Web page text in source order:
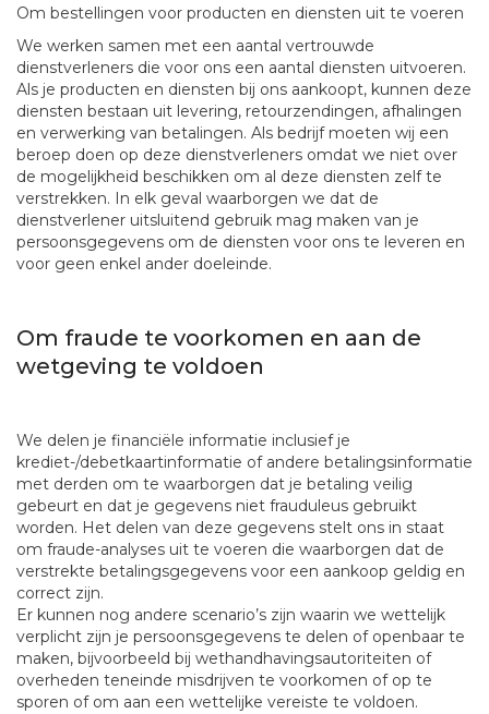
Om bestellingen voor producten en diensten uit te voeren
We werken samen met een aantal vertrouwde
dienstverleners die voor ons een aantal diensten uitvoeren.
Als je producten en diensten bij ons aankoopt, kunnen deze
diensten bestaan uit levering, retourzendingen, afhalingen
en verwerking van betalingen. Als bedrijf moeten wij een
beroep doen op deze dienstverleners omdat we niet over
de mogelijkheid beschikken om al deze diensten zelf te
verstrekken. In elk geval waarborgen we dat de
dienstverlener uitsluitend gebruik mag maken van je
persoonsgegevens om de diensten voor ons te leveren en
voor geen enkel ander doeleinde.
Om fraude te voorkomen en aan de
wetgeving te voldoen
We delen je financiële informatie inclusief je
krediet-/debetkaartinformatie of andere betalingsinformatie
met derden om te waarborgen dat je betaling veilig
gebeurt en dat je gegevens niet frauduleus gebruikt
worden. Het delen van deze gegevens stelt ons in staat
om fraude-analyses uit te voeren die waarborgen dat de
verstrekte betalingsgegevens voor een aankoop geldig en
correct zijn.
Er kunnen nog andere scenario’s zijn waarin we wettelijk
verplicht zijn je persoonsgegevens te delen of openbaar te
maken, bijvoorbeeld bij wethandhavingsautoriteiten of
overheden teneinde misdrijven te voorkomen of op te
sporen of om aan een wettelijke vereiste te voldoen.